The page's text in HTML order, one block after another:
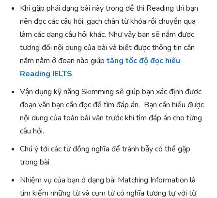
Khi gặp phải dạng bài này trong đề thi Reading thì bạn
nên đọc các câu hỏi, gạch chân từ khóa rồi chuyển qua
làm các dạng câu hỏi khác. Như vậy bạn sẽ nắm được
tương đối nội dung của bài và biết được thông tin cần
nắm nằm ở đoạn nào giúp tăng tốc độ đọc hiểu
Reading IELTS.
Vận dụng kỹ năng Skimming sẽ giúp bạn xác định được
đoạn văn bạn cần đọc để tìm đáp án. Bạn cần hiểu được
nội dung của toàn bài văn trước khi tìm đáp án cho từng
câu hỏi.
Chú ý tới các từ đồng nghĩa để tránh bẫy có thể gặp
trong bài.
Nhiệm vụ của bạn ở dạng bài Matching Information là
tìm kiếm những từ và cụm từ có nghĩa tương tự với từ,